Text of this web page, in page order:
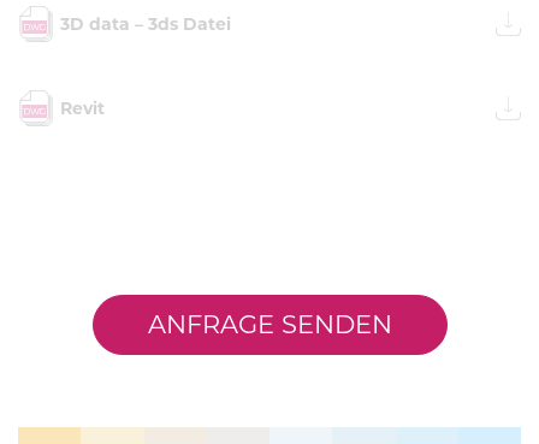
3D data – 3ds Datei
Revit
ANFRAGE SENDEN